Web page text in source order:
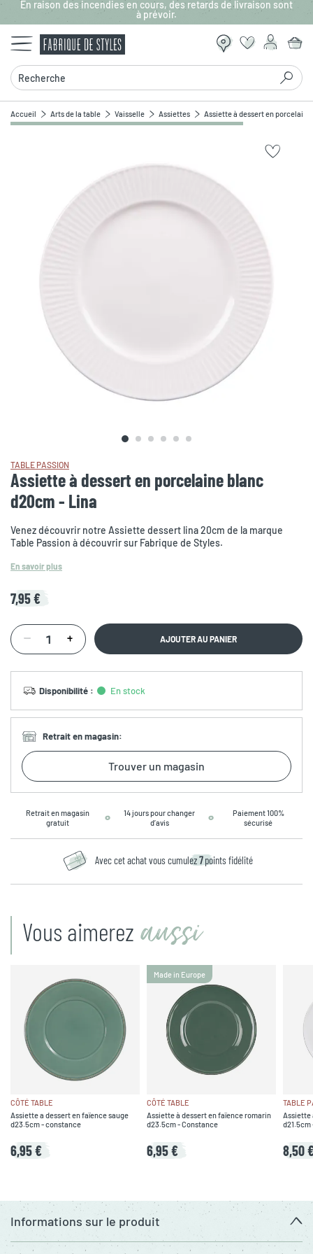
Aller au contenu principal
En raison des incendies en cours, des retards de livraison sont
à prévoir.
Recherche
Accueil Arts de la table Vaisselle Assiettes Assiette à dessert en
TABLE PASSION
Assiette à dessert en porcelaine blanc
d20cm - Lina
Venez découvrir notre Assiette dessert lina 20cm de la marque
Table Passion à découvrir sur Fabrique de Styles.
En savoir plus
7,95 €
AJOUTER AU PANIER
Disponibilité : En stock
Retrait en magasin:
Trouver un magasin
Retrait en magasin
gratuit
14 jours pour changer
d’avis
Paiement 100%
sécurisé
Avec cet achat vous cumulez7 points fidélité
Vous aimerez aussi
CÔTÉ TABLE
Assiette a dessert en faïence sauge
d23.5cm - constance
6,95 €
Made in Europe
CÔTÉ TABLE
Assiette à dessert en faïence romarin
d23.5cm - Constance
6,95 €
TABLE
Assiette
d21.5cm
8,50
Informations sur le produit